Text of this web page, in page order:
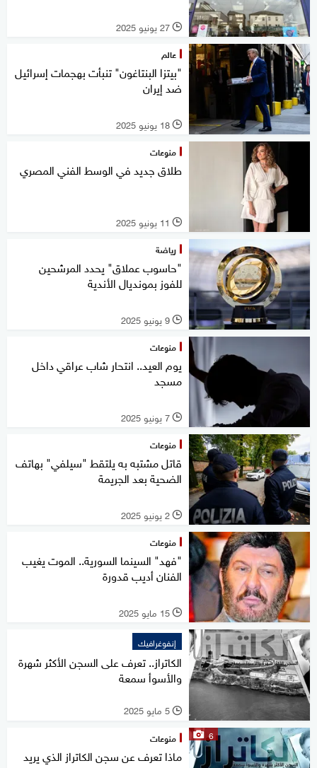
l 27 يونيو 2025
عالم
"بيتزا البنتاغون" تنبأت بهجمات إسرائيل
ضد إيران
l 18 يونيو 2025
منوعات
طلاق جديد في الوسط الفني المصري
l 11 يونيو 2025
رياضة
"حاسوب عملاق" يحدد المرشحين
للفوز بمونديال الأندية
l 9 يونيو 2025
منوعات
يوم العيد.. انتحار شاب عراقي داخل
مسجد
l 7 يونيو 2025
منوعات
قاتل مشتبه به يلتقط "سيلفي" بهاتف
الضحية بعد الجريمة
l 2 يونيو 2025
منوعات
"فهد" السينما السورية.. الموت يغيب
الفنان أديب قدورة
l 15 مايو 2025
إنفوغرافيك
الكاتراز.. تعرف على السجن الأكثر شهرة
والأسوأ سمعة
l 5 مايو 2025
6 منوعات
ماذا تعرف عن سجن الكاتراز الذي يريد